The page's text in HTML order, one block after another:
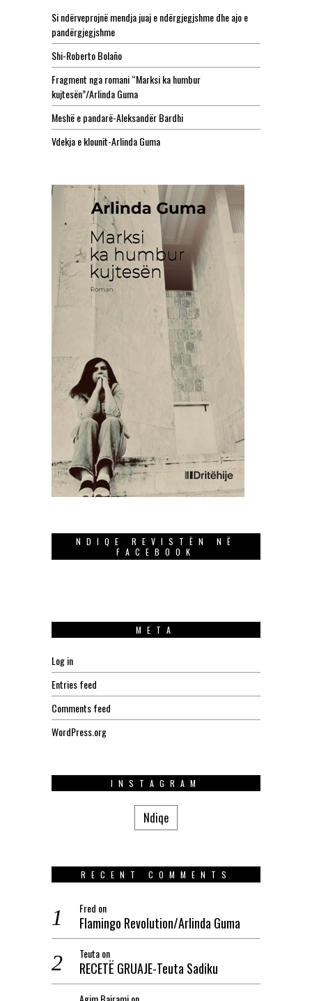
Si ndërveprojnë mendja juaj e ndërgjegjshme dhe ajo e
pandërgjegjshme
Shi-Roberto Bolaño
Fragment nga romani “Marksi ka humbur
kujtesën”/Arlinda Guma
Meshë e pandarë-Aleksandër Bardhi
Vdekja e klounit-Arlinda Guma
NDIQE REVISTËN NË
FACEBOOK
META
Log in
Entries feed
Comments feed
WordPress.org
INSTAGRAM
Ndiqe
RECENT COMMENTS
Fred on
Flamingo Revolution/Arlinda Guma
Teutaon
RECETË GRUAJE-Teuta Sadiku